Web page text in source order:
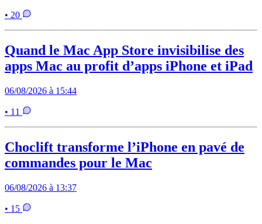
• 20
Quand le Mac App Store invisibilise des
apps Mac au profit d’apps iPhone et iPad
06/08/2026 à 15:44
• 11
Choclift transforme l’iPhone en pavé de
commandes pour le Mac
06/08/2026 à 13:37
• 15